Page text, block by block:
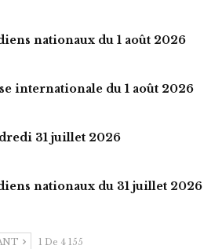
nationaux du 1 août 2026
internationale du 1 août 2026
31 juillet 2026
nationaux du 31 juillet 2026
1 De 4 155